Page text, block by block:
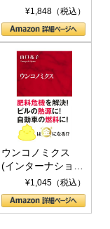
¥1,848（税込）
ウンコノミクス
(インターナショナ
ル新書)¥1,045（税込）